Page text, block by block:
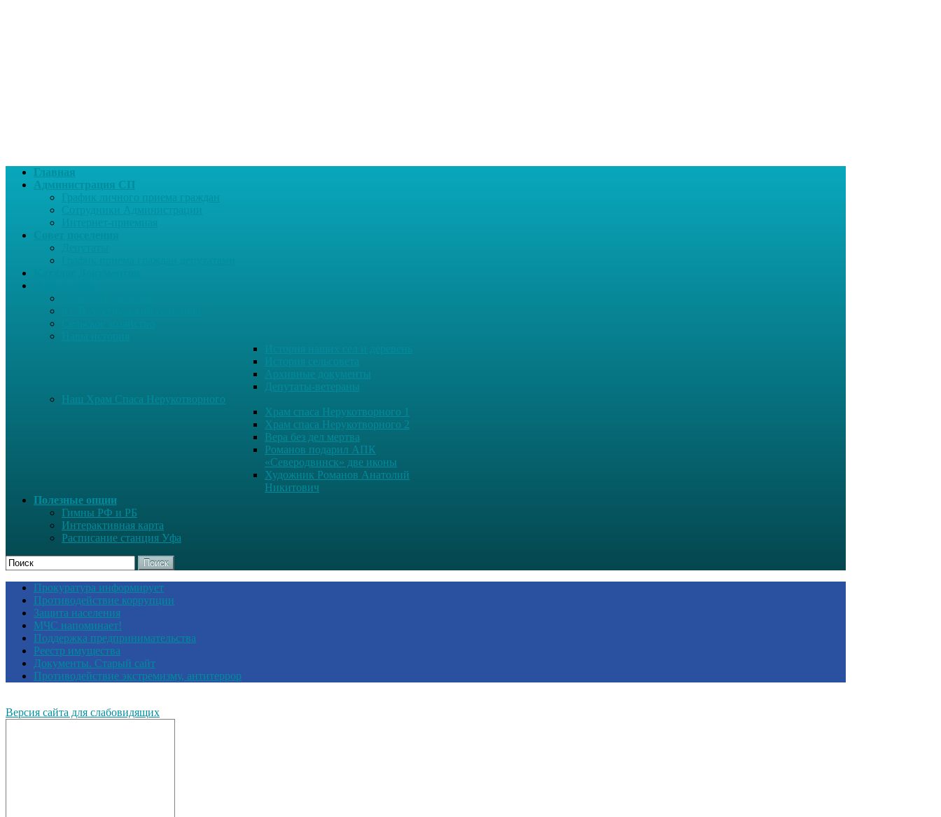
Главная
Администрация СП
Архивные документы
Депутаты-ветераны
Наш Храм Спаса Нерукотворного
Храм спаса Нерукотворного 1
Храм спаса Нерукотворного 2
Вера без дел мертва
Романов подарил АПК
«Северодвинск» две иконы
Художник Романов Анатолий
Никитович
Полезные опции
Гимны РФ и РБ
Интерактивная карта
Расписание станция Уфа
Поиск
Прокуратура информирует
Противодействие коррупции
Защита населения
МЧС напоминает!
Поддержка предпринимательства
Реестр имущества
Документы. Старый сайт
Противодействие экстремизму, антитеррор
Версия сайта для слабовидящих